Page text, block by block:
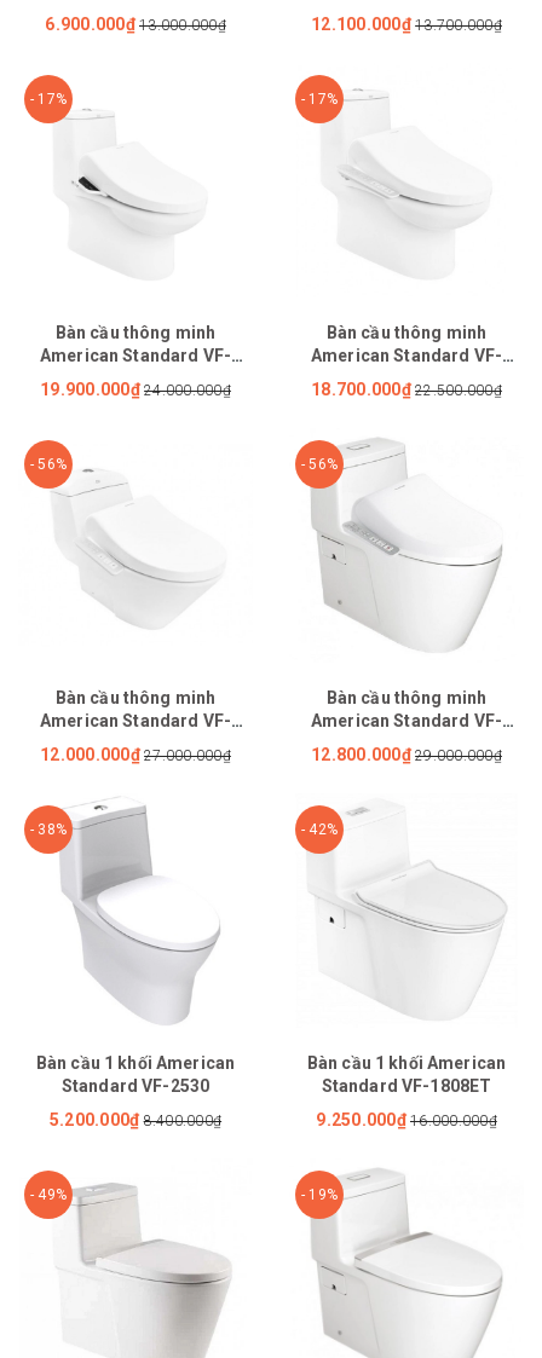
6.900.000₫ 13.000.000₫
12.100.000₫ 13.700.000₫
- 17%
Bàn cầu thông minh
American Standard VF-
1858PR
19.900.000₫ 24.000.000₫
- 17%
Bàn cầu thông minh
American Standard VF-
1858PL
18.700.000₫ 22.500.000₫
- 56%
Bàn cầu thông minh
American Standard VF-
2011PL
12.000.000₫ 27.000.000₫
- 56%
Bàn cầu thông minh
American Standard VF-
1808TPL
12.800.000₫ 29.000.000₫
- 38%
Bàn cầu 1 khối American
Standard VF-2530
5.200.000₫ 8.400.000₫
- 42%
Bàn cầu 1 khối American
Standard VF-1808ET
9.250.000₫ 16.000.000₫
- 49% - 19%